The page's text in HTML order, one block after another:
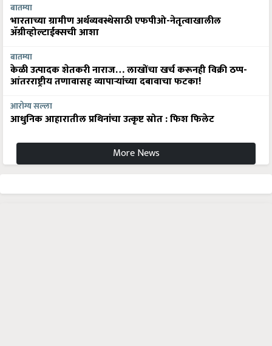
बातम्या
भारताच्या ग्रामीण अर्थव्यवस्थेसाठी एफपीओ-नेतृत्वाखालील
अ‍ॅग्रीव्होल्टाईक्सची आशा
बातम्या
केळी उत्पादक शेतकरी नाराज… लाखोंचा खर्च करूनही विक्री ठप्प-
आंतरराष्ट्रीय तणावासह व्यापाऱ्यांच्या दबावाचा फटका!
आरोग्य सल्ला
आधुनिक आहारातील प्रथिनांचा उत्कृष्ट स्रोत : फिश फिलेट
More News